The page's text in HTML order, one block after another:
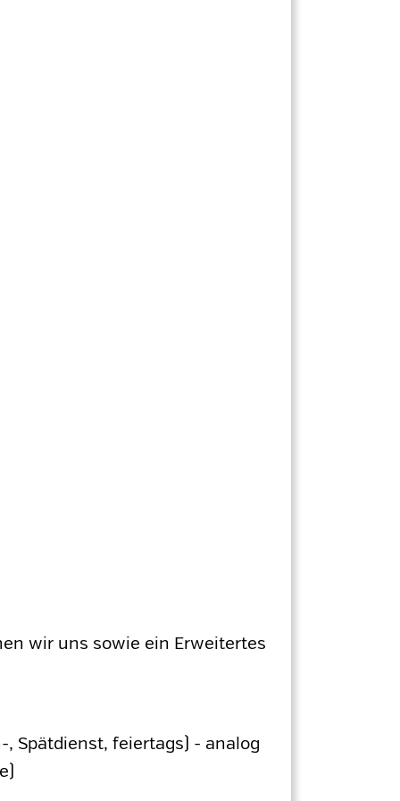
wir uns sowie ein Erweitertes
Spätdienst, feiertags) - analog